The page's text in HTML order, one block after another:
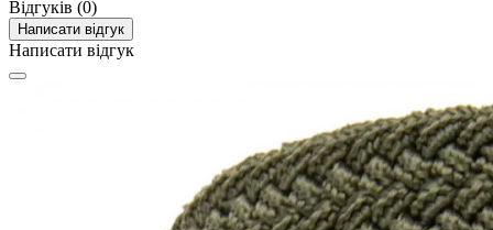
Відгуків (0)
Написати відгук
Написати відгук